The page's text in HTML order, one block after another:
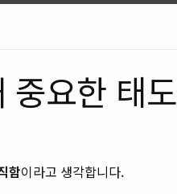
중요한 태도
함이라고 생각합니다.